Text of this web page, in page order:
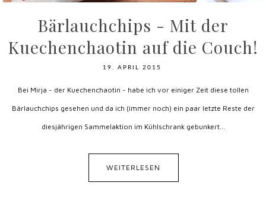
Bärlauchchips - Mit der
Kuechenchaotin auf die Couch!
19. APRIL 2015
Bei Mirja - der Kuechenchaotin - habe ich vor einiger Zeit diese tollen
Bärlauchchips gesehen und da ich (immer noch) ein paar letzte Reste der
diesjährigen Sammelaktion im Kühlschrank gebunkert...
WEITERLESEN